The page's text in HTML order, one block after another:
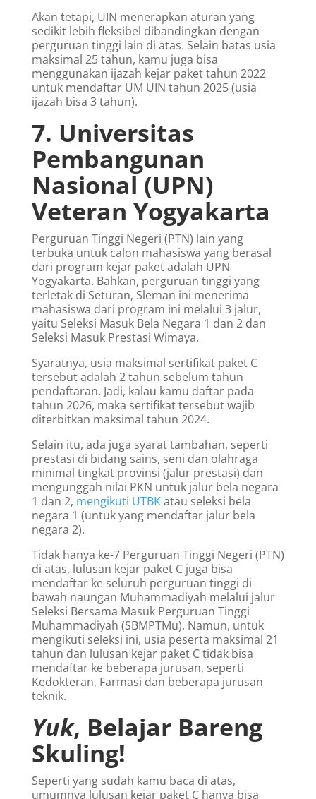
Akan tetapi, UIN menerapkan aturan yang
sedikit lebih fleksibel dibandingkan dengan
perguruan tinggi lain di atas. Selain batas usia
maksimal 25 tahun, kamu juga bisa
menggunakan ijazah kejar paket tahun 2022
untuk mendaftar UM UIN tahun 2025 (usia
ijazah bisa 3 tahun).
7. Universitas
Pembangunan
Nasional (UPN)
Veteran Yogyakarta
Perguruan Tinggi Negeri (PTN) lain yang
terbuka untuk calon mahasiswa yang berasal
dari program kejar paket adalah UPN
Yogyakarta. Bahkan, perguruan tinggi yang
terletak di Seturan, Sleman ini menerima
mahasiswa dari program ini melalui 3 jalur,
yaitu Seleksi Masuk Bela Negara 1 dan 2 dan
Seleksi Masuk Prestasi Wimaya.
Syaratnya, usia maksimal sertifikat paket C
tersebut adalah 2 tahun sebelum tahun
pendaftaran. Jadi, kalau kamu daftar pada
tahun 2026, maka sertifikat tersebut wajib
diterbitkan maksimal tahun 2024.
Selain itu, ada juga syarat tambahan, seperti
prestasi di bidang sains, seni dan olahraga
minimal tingkat provinsi (jalur prestasi) dan
mengunggah nilai PKN untuk jalur bela negara
1 dan 2, mengikuti UTBKatau seleksi bela
negara 1 (untuk yang mendaftar jalur bela
negara 2).
Tidak hanya ke-7 Perguruan Tinggi Negeri (PTN)
di atas, lulusan kejar paket C juga bisa
mendaftar ke seluruh perguruan tinggi di
bawah naungan Muhammadiyah melalui jalur
Seleksi Bersama Masuk Perguruan Tinggi
Muhammadiyah (SBMPTMu). Namun, untuk
mengikuti seleksi ini, usia peserta maksimal 21
tahun dan lulusan kejar paket C tidak bisa
mendaftar ke beberapa jurusan, seperti
Kedokteran, Farmasi dan beberapa jurusan
teknik.
Yuk, Belajar Bareng
Skuling!
Seperti yang sudah kamu baca di atas,
umumnya lulusan kejar paket C hanya bisa